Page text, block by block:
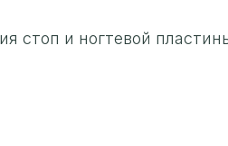
стоп и ногтевой